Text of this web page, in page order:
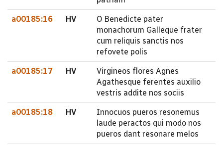
a00185:16 HV
O Benedicte pater
monachorum Galleque frater
cum reliquis sanctis nos
refovete polis
a00185:17 HV
Virgineos flores Agnes
Agathesque ferentes auxilio
vestris addite nos sociis
a00185:18 HV
Innocuos pueros resonemus
laude peractos qui modo nos
pueros dant resonare melos